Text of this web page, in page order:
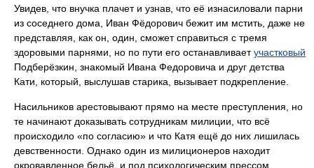
Увидев, что внучка плачет и узнав, что её изнасиловали парни
из соседнего дома, Иван Фёдорович бежит им мстить, даже не
представляя, как он, один, сможет справиться с тремя
здоровыми парнями, но по пути его останавливаетучастковый
Подберёзкин, знакомый Ивана Федоровича и друг детства
Кати, который, выслушав старика, вызывает подкрепление.
Насильников арестовывают прямо на месте преступления, но
те начинают доказывать сотрудникам милиции, что всё
происходило «по согласию» и что Катя ещё до них лишилась
девственности. Однако один из милиционеров находит
окровавленное бельё, и под психологическим прессом